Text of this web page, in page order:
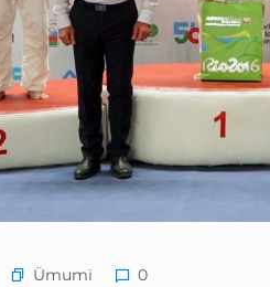
Ümumi 0